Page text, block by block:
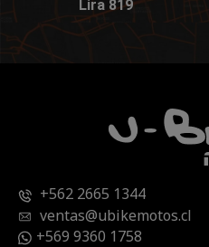
Lira 819
+562 2665 1344
ventas@ubikemotos.cl
+569 9360 1758